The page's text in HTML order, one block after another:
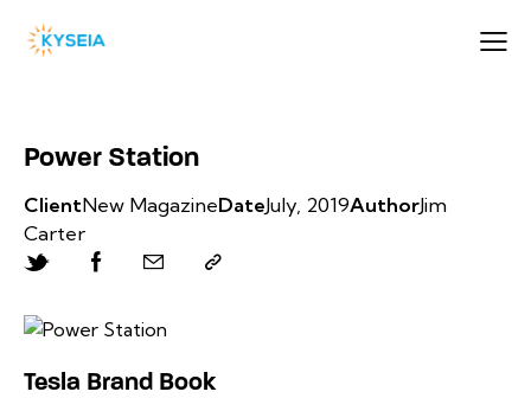
Power Station
Tesla Brand Book
ClientNew MagazineDateJuly, 2019AuthorJim
Carter